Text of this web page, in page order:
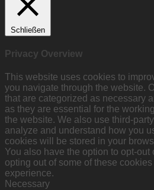
Schließen
Privacy Overview
This website uses cookies to
you navigate through the website.
that are categorized as necessary
as they are essential for the
the website. We also use third-
analyze and understand how you
cookies will be stored in your
You also have the option to opt-out
opting out of some of these
experience.
Necessary